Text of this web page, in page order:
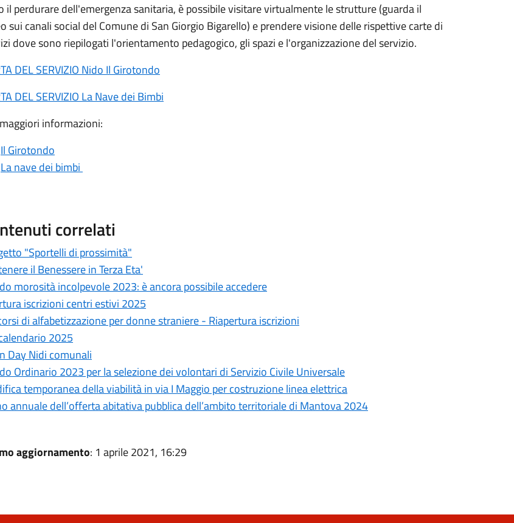
il perdurare dell'emergenza sanitaria, è possibile visitare virtualmente le strutture (guarda il
sui canali social del Comune di San Giorgio Bigarello) e prendere visione delle rispettive carte di
dove sono riepilogati l'orientamento pedagogico, gli spazi e l'organizzazione del servizio.
DEL SERVIZIO Nido Il Girotondo
DEL SERVIZIO La Nave dei Bimbi
informazioni:
Il Girotondo
La nave dei bimbi
correlati
"Sportelli di prossimità"
il Benessere in Terza Eta'
morosità incolpevole 2023: è ancora possibile accedere
iscrizioni centri estivi 2025
di alfabetizzazione per donne straniere - Riapertura iscrizioni
2025
Day Nidi comunali
Ordinario 2023 per la selezione dei volontari di Servizio Civile Universale
temporanea della viabilità in via I Maggio per costruzione linea elettrica
annuale dell’offerta abitativa pubblica dell’ambito territoriale di Mantova 2024
aggiornamento: 1 aprile 2021, 16:29